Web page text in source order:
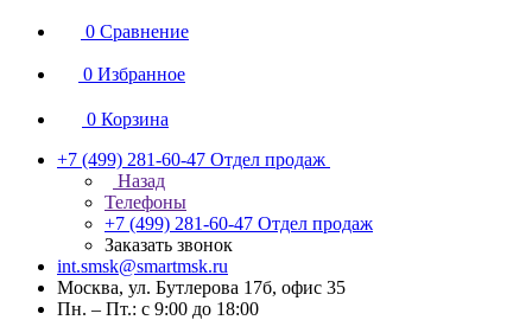
0 Сравнение
0 Избранное
0 Корзина
+7 (499) 281-60-47 Отдел продаж
Назад
Телефоны
+7 (499) 281-60-47 Отдел продаж
Заказать звонок
int.smsk@smartmsk.ru
Москва, ул. Бутлерова 17б, офис 35
Пн. – Пт.: с 9:00 до 18:00